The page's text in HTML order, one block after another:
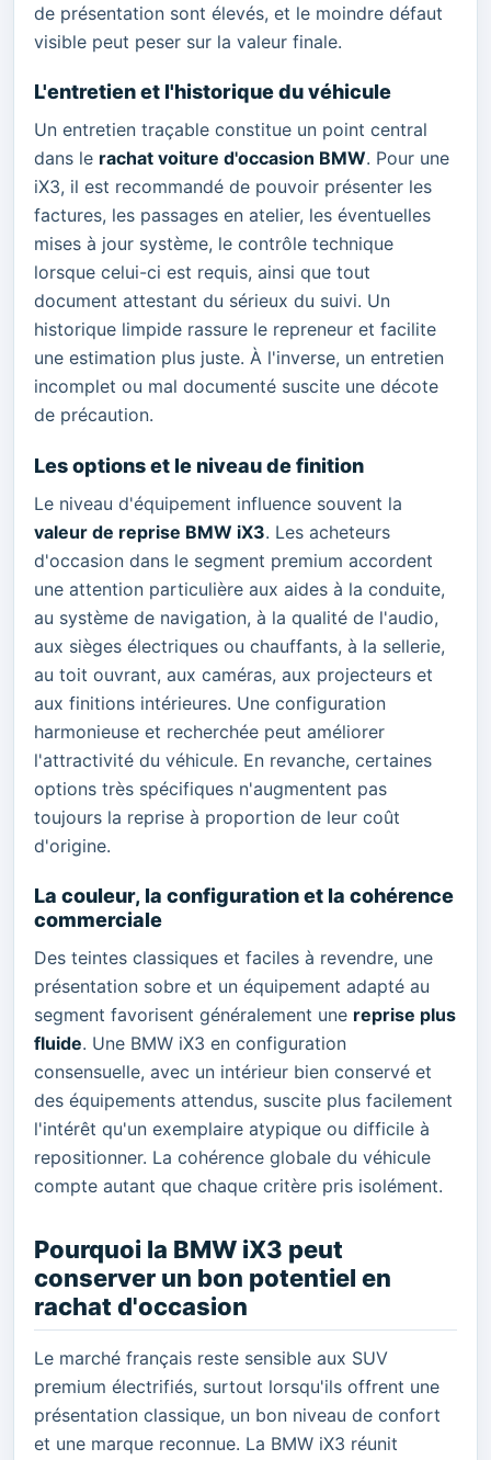
de présentation sont élevés, et le moindre défaut
visible peut peser sur la valeur finale.
L'entretien et l'historique du véhicule
Un entretien traçable constitue un point central
dans le rachat voiture d'occasion BMW. Pour une
iX3, il est recommandé de pouvoir présenter les
factures, les passages en atelier, les éventuelles
mises à jour système, le contrôle technique
lorsque celui-ci est requis, ainsi que tout
document attestant du sérieux du suivi. Un
historique limpide rassure le repreneur et facilite
une estimation plus juste. À l'inverse, un entretien
incomplet ou mal documenté suscite une décote
de précaution.
Les options et le niveau de finition
Le niveau d'équipement influence souvent la
valeur de reprise BMW iX3. Les acheteurs
d'occasion dans le segment premium accordent
une attention particulière aux aides à la conduite,
au système de navigation, à la qualité de l'audio,
aux sièges électriques ou chauffants, à la sellerie,
au toit ouvrant, aux caméras, aux projecteurs et
aux finitions intérieures. Une configuration
harmonieuse et recherchée peut améliorer
l'attractivité du véhicule. En revanche, certaines
options très spécifiques n'augmentent pas
toujours la reprise à proportion de leur coût
d'origine.
La couleur, la configuration et la cohérence
commerciale
Des teintes classiques et faciles à revendre, une
présentation sobre et un équipement adapté au
segment favorisent généralement une reprise plus
fluide. Une BMW iX3 en configuration
consensuelle, avec un intérieur bien conservé et
des équipements attendus, suscite plus facilement
l'intérêt qu'un exemplaire atypique ou difficile à
repositionner. La cohérence globale du véhicule
compte autant que chaque critère pris isolément.
Pourquoi la BMW iX3 peut
conserver un bon potentiel en
rachat d'occasion
Le marché français reste sensible aux SUV
premium électrifiés, surtout lorsqu'ils offrent une
présentation classique, un bon niveau de confort
et une marque reconnue. La BMW iX3 réunit